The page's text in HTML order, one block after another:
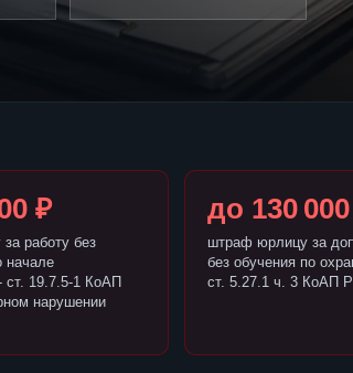
₽
работу без
начале
ст. 19.7.5-1 КоАП
нарушении
до 130
штраф юрлицу за
без обучения по
ст. 5.27.1 ч. 3 КоАП